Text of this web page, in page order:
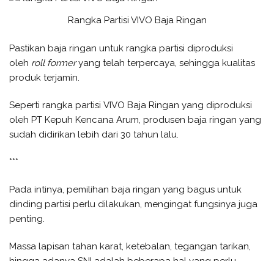
Rangka Partisi VIVO Baja Ringan
Pastikan baja ringan untuk rangka partisi diproduksi
oleh roll formeryang telah terpercaya, sehingga kualitas
produk terjamin.
Seperti rangka partisi VIVO Baja Ringan yang diproduksi
oleh PT Kepuh Kencana Arum, produsen baja ringan yang
sudah didirikan lebih dari 30 tahun lalu.
***
Pada intinya, pemilihan baja ringan yang bagus untuk
dinding partisi perlu dilakukan, mengingat fungsinya juga
penting.
Massa lapisan tahan karat, ketebalan, tegangan tarikan,